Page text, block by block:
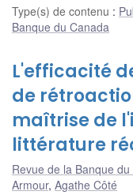
Type(s) de contenu :
Banque du Canada
L'efficacité
de
maîtrise de
littérature
Revue de la Banque
Armour, Agathe Côté